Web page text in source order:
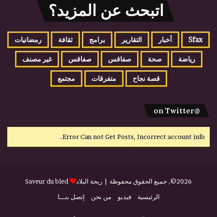
اتبحث عن المزيد؟
Sfax أخبار التقارير برامج ثقافة رمضانيات
رياضة صحة صفاقس صفاقس غير مصنف
قصة نجاح متفرقات مجتمع
@on Twitter
Error Can not Get Posts, Incorrect account info.
2026©, جميع الحقوق محفوظة | ريحة البلاد
Saveur du bled
الرئيسية
فيديو من نحن إتصل بنـــا